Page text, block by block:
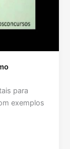
para
exemplos